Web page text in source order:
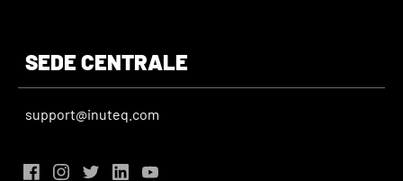
SEDE CENTRALE
support@inuteq.com